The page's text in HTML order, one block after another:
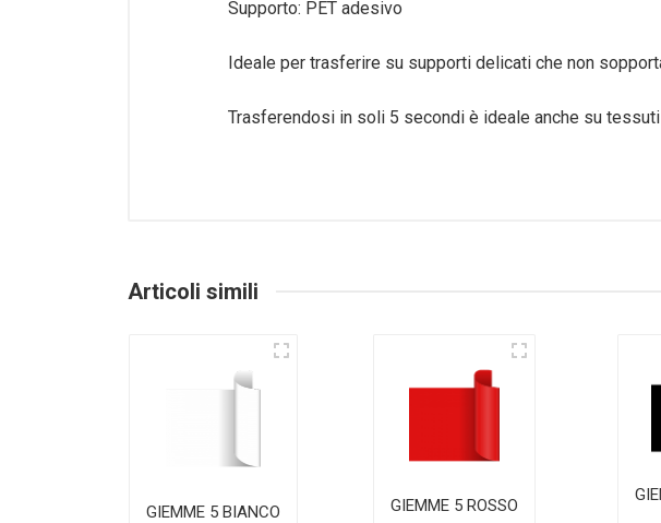
Supporto: PET adesivo
Ideale per trasferire su supporti delicati che non
Trasferendosi in soli 5 secondi è ideale anche su
Articoli simili
GIEMME 5 BIANCO GIEMME 5 ROSSO